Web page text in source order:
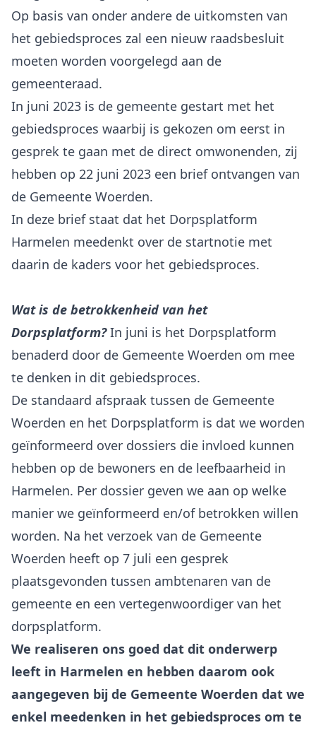
Op basis van onder andere de uitkomsten van
het gebiedsproces zal een nieuw raadsbesluit
moeten worden voorgelegd aan de
gemeenteraad.
In juni 2023 is de gemeente gestart met het
gebiedsproces waarbij is gekozen om eerst in
gesprek te gaan met de direct omwonenden, zij
hebben op 22 juni 2023 een brief ontvangen van
de Gemeente Woerden.
In deze brief staat dat het Dorpsplatform
Harmelen meedenkt over de startnotie met
daarin de kaders voor het gebiedsproces.
Wat is de betrokkenheid van het
Dorpsplatform?In juni is het Dorpsplatform
benaderd door de Gemeente Woerden om mee
te denken in dit gebiedsproces.
De standaard afspraak tussen de Gemeente
Woerden en het Dorpsplatform is dat we worden
geïnformeerd over dossiers die invloed kunnen
hebben op de bewoners en de leefbaarheid in
Harmelen. Per dossier geven we aan op welke
manier we geïnformeerd en/of betrokken willen
worden. Na het verzoek van de Gemeente
Woerden heeft op 7 juli een gesprek
plaatsgevonden tussen ambtenaren van de
gemeente en een vertegenwoordiger van het
We realiseren ons goed dat dit onderwerp
leeft in Harmelen en hebben daarom ook
aangegeven bij de Gemeente Woerden dat we
enkel meedenken in het gebiedsproces om te